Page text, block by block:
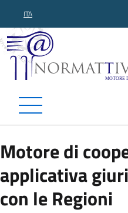
ITA
Motore di
applicativa
con le Regioni